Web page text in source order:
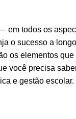
em todos os
o sucesso a
os elementos
você precisa
e gestão escolar.